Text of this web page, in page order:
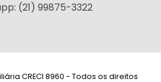
(21) 99875-3322
CRECI 8960 - Todos os direitos